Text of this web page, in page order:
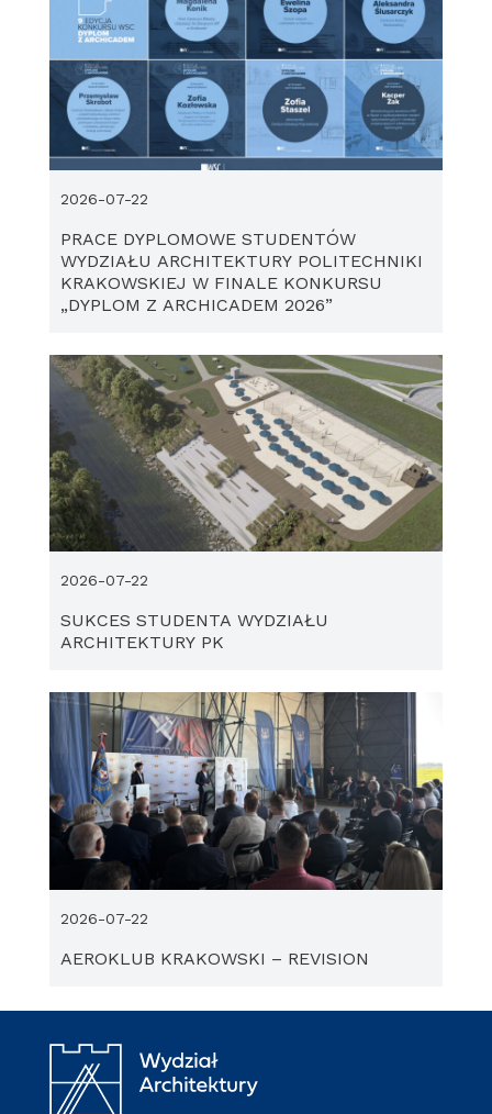
PRACE DYPLOMOWE STUDENTÓW
WYDZIAŁU ARCHITEKTURY POLITECHNIKI
KRAKOWSKIEJ W FINALE KONKURSU
„DYPLOM Z ARCHICADEM 2026”
2026-07-22
SUKCES STUDENTA WYDZIAŁU
ARCHITEKTURY PK
2026-07-22
AEROKLUB KRAKOWSKI – REVISION
2026-07-22